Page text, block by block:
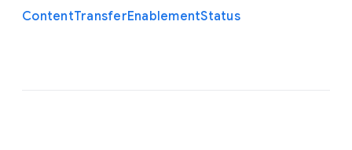
ContentTransferEnablementStatus